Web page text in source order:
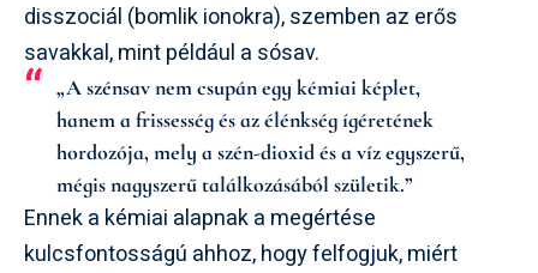
disszociál (bomlik ionokra), szemben az erős
savakkal, mint például a sósav.
„A szénsav nem csupán egy kémiai képlet,
hanem a frissesség és az élénkség ígéretének
hordozója, mely a szén-dioxid és a víz egyszerű,
mégis nagyszerű találkozásából születik.”
Ennek a kémiai alapnak a megértése
kulcsfontosságú ahhoz, hogy felfogjuk, miért